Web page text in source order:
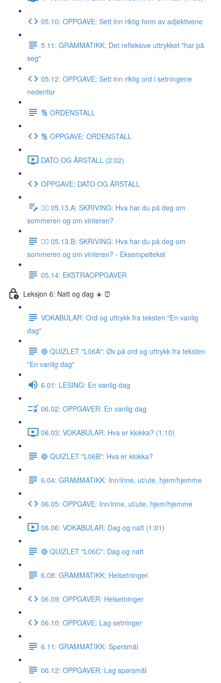
05.10: OPPGAVE: Sett inn riktig form av adjektivene
5.11: GRAMMATIKK: Det refleksive uttrykket "har på
seg"
05.12: OPPGAVE: Sett inn riktig ord i setningene
nedenfor
🔢 ORDENSTALL
🔢 OPPGAVE: ORDENSTALL
DATO OG ÅRSTALL (2:02)
OPPGAVE: DATO OG ÅRSTALL
✍🏼 05.13.A: SKRIVING: Hva har du på deg om
sommeren og om vinteren?
✍🏼 05.13.B: SKRIVING: Hva har du på deg om
sommeren og om vinteren? - Eksempeltekst
05.14: EKSTRAOPPGAVER
Leksjon 6: Natt og dag ☀️ ⏰
VOKABULAR: Ord og uttrykk fra teksten "En vanlig
dag"
🔵 QUIZLET "L06A": Øv på ord og uttrykk fra teksten
"En vanlig dag"
6.01: LESING: En vanlig dag
06.02: OPPGAVER: En vanlig dag
06.03: VOKABULAR: Hva er klokka? (1:10)
🔵 QUIZLET "L06B": Hva er klokka?
6.04: GRAMMATIKK: Inn/inne, ut/ute, hjem/hjemme
06.05: OPPGAVE: Inn/inne, ut/ute, hjem/hjemme
06.06: VOKABULAR: Dag og natt (1:01)
🔵 QUIZLET "L06C": Dag og natt
6.08: GRAMMATIKK: Helsetninger
06.09: OPPGAVER: Helsetninger
06.10: OPPGAVE: Lag setninger
6.11: GRAMMATIKK: Spørsmål
06.12: OPPGAVER: Lag spørsmål